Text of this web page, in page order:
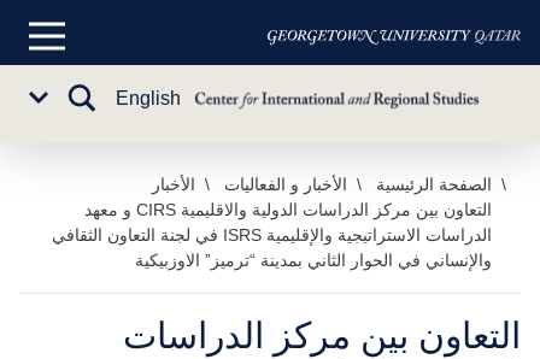
تخطي
المحتوى
الرئيسي
القائمة
English
تبديل
الصفحة الرئيسية الأخبار و الفعاليات
الأخبار
التعاون بين مركز الدراسات الدولية والاقليمية CIRS و معهد
الدراسات الاستراتيجية والإقليمية ISRS في لجنة التعاون الثقافي
والإنساني في الحوار الثاني بمدينة “ترميز” الاوزبيكية
التعاون بين مركز الدراسات